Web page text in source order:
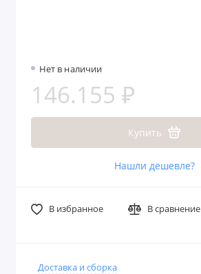
Нет в наличии
146.155 ₽
Купить
Нашли дешевле?
В избранное В сравнение
Доставка и сборка